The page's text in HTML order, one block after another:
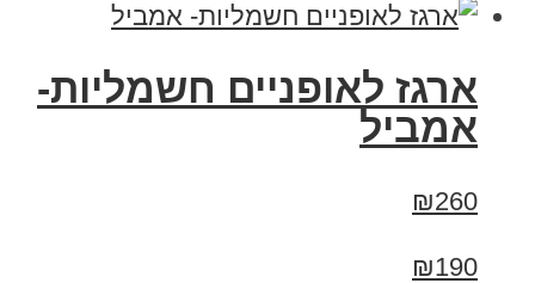
ארגז לאופניים חשמליות-
אמביל
₪260
₪190